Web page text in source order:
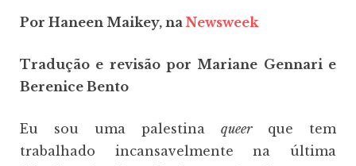
Por Haneen Maikey, na Newsweek
Tradução e revisão por Mariane Gennari e
Berenice Bento
Eu sou uma palestina queerque tem
trabalhado incansavelmente na última